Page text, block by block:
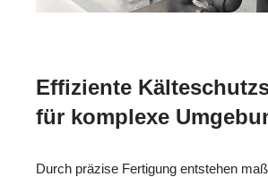
Effiziente
für komplexe
Durch präzise Fertigung entstehen